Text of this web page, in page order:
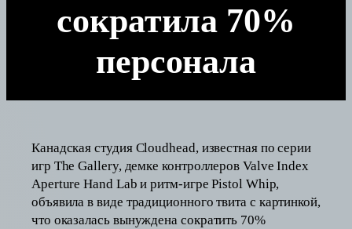
сократила 70%
персонала
Канадская студия Cloudhead, известная по серии
игр The Gallery, демке контроллеров Valve Index
Aperture Hand Lab и ритм-игре Pistol Whip,
объявила в виде традиционного твита с картинкой,
что оказалась вынуждена сократить 70%